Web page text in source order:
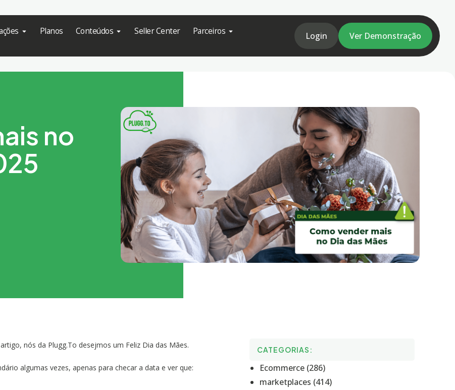
Planos Conteúdos Seller Center Parceiros Login Ver Demonstração
no
nós da Plugg.To desejmos um Feliz Dia das Mães.
algumas vezes, apenas para checar a data e ver que:
CATEGORIAS:
Ecommerce (286)
marketplaces (414)